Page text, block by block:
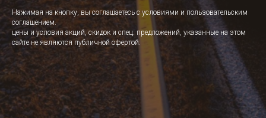
Нажимая на кнопку, вы соглашаетесь с условиями и пользовательским
соглашением.
цены и условия акций, скидок и спец. предложений, указанные на этом
сайте не являются публичной офертой.